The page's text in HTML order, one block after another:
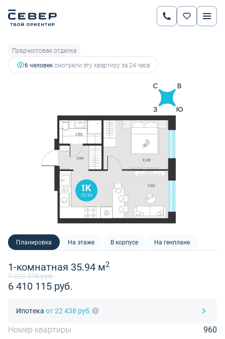
1-комнатная
7 202 376 руб.
6 410 115 руб.
Ипотекаот 22 438 руб.
Предчистовая отделка
6 человексмотрели эту квартиру за 24 часа
Планировка На этаже В корпусе На генплане
1-комнатная 35.94 м2
7 202 376 руб.
6 410 115 руб.
Ипотека от 22 438 руб.
Номер квартиры 960